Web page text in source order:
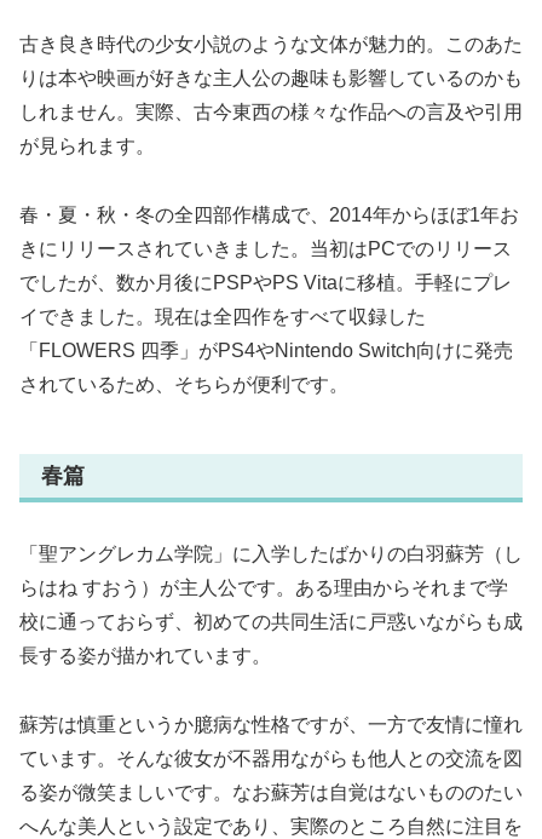
古き良き時代の少女小説のような文体が魅力的。このあた
りは本や映画が好きな主人公の趣味も影響しているのかも
しれません。実際、古今東西の様々な作品への言及や引用
が見られます。
春・夏・秋・冬の全四部作構成で、2014年からほぼ1年お
きにリリースされていきました。当初はPCでのリリース
でしたが、数か月後にPSPやPS Vitaに移植。手軽にプレ
イできました。現在は全四作をすべて収録した
「FLOWERS 四季」がPS4やNintendo Switch向けに発売
されているため、そちらが便利です。
春篇
「聖アングレカム学院」に入学したばかりの白羽蘇芳（し
らはね すおう）が主人公です。ある理由からそれまで学
校に通っておらず、初めての共同生活に戸惑いながらも成
長する姿が描かれています。
蘇芳は慎重というか臆病な性格ですが、一方で友情に憧れ
ています。そんな彼女が不器用ながらも他人との交流を図
る姿が微笑ましいです。なお蘇芳は自覚はないもののたい
へんな美人という設定であり、実際のところ自然に注目を